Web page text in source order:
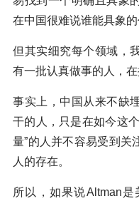
在中国很难说谁能具象的
但其实细究每个领域，
有一批认真做事的人，
事实上，中国从来不缺
干的人，只是在如今这
量”的人并不容易受到关
人的存在。
所以，如果说Altman